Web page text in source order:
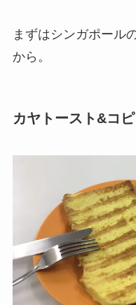
まずはシンガポール
から。
カヤトースト&コピ